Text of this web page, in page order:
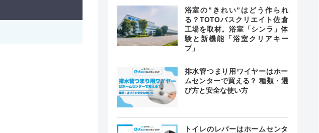
浴室の”きれい”はどう作られ
る？TOTOバスクリエイト佐倉
工場を取材。浴室「シンラ」体
験と新機能「浴室クリアキー
プ」
排水管つまり用ワイヤーはホー
ムセンターで買える？ 種類・選
び方と安全な使い方
トイレのレバーはホームセンタ